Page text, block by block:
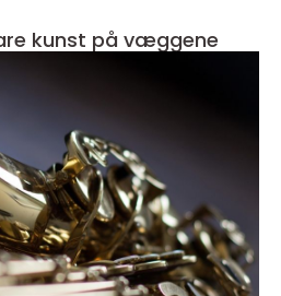
bare kunst på væggene